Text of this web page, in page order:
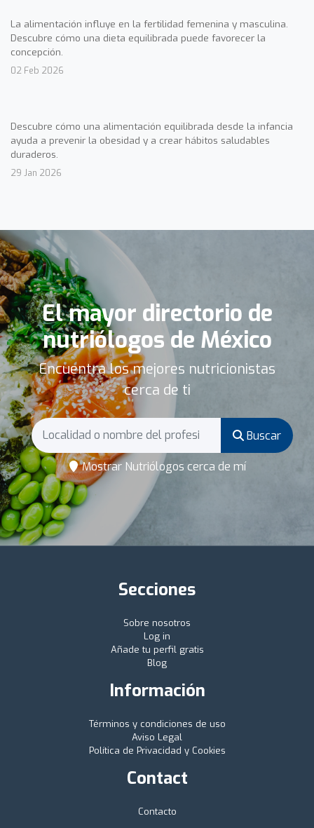
La alimentación influye en la fertilidad femenina y masculina.
Descubre cómo una dieta equilibrada puede favorecer la
concepción.
02 Feb 2026
Descubre cómo una alimentación equilibrada desde la infancia
ayuda a prevenir la obesidad y a crear hábitos saludables
duraderos.
29 Jan 2026
El mayor directorio de
nutriólogos de México
Encuentra los mejores nutricionistas
cerca de ti
Buscar
Mostrar Nutriólogos cerca de mí
Secciones
Sobre nosotros
Log in
Añade tu perfil gratis
Blog
Información
Términos y condiciones de uso
Aviso Legal
Política de Privacidad y Cookies
Contact
Contacto